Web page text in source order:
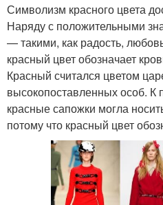
Символизм красного цвета
Наряду с положительными
— такими, как радость,
красный цвет обозначает
Красный считался цветом
высокопоставленных особ. К
красные сапожки могла
потому что красный цвет